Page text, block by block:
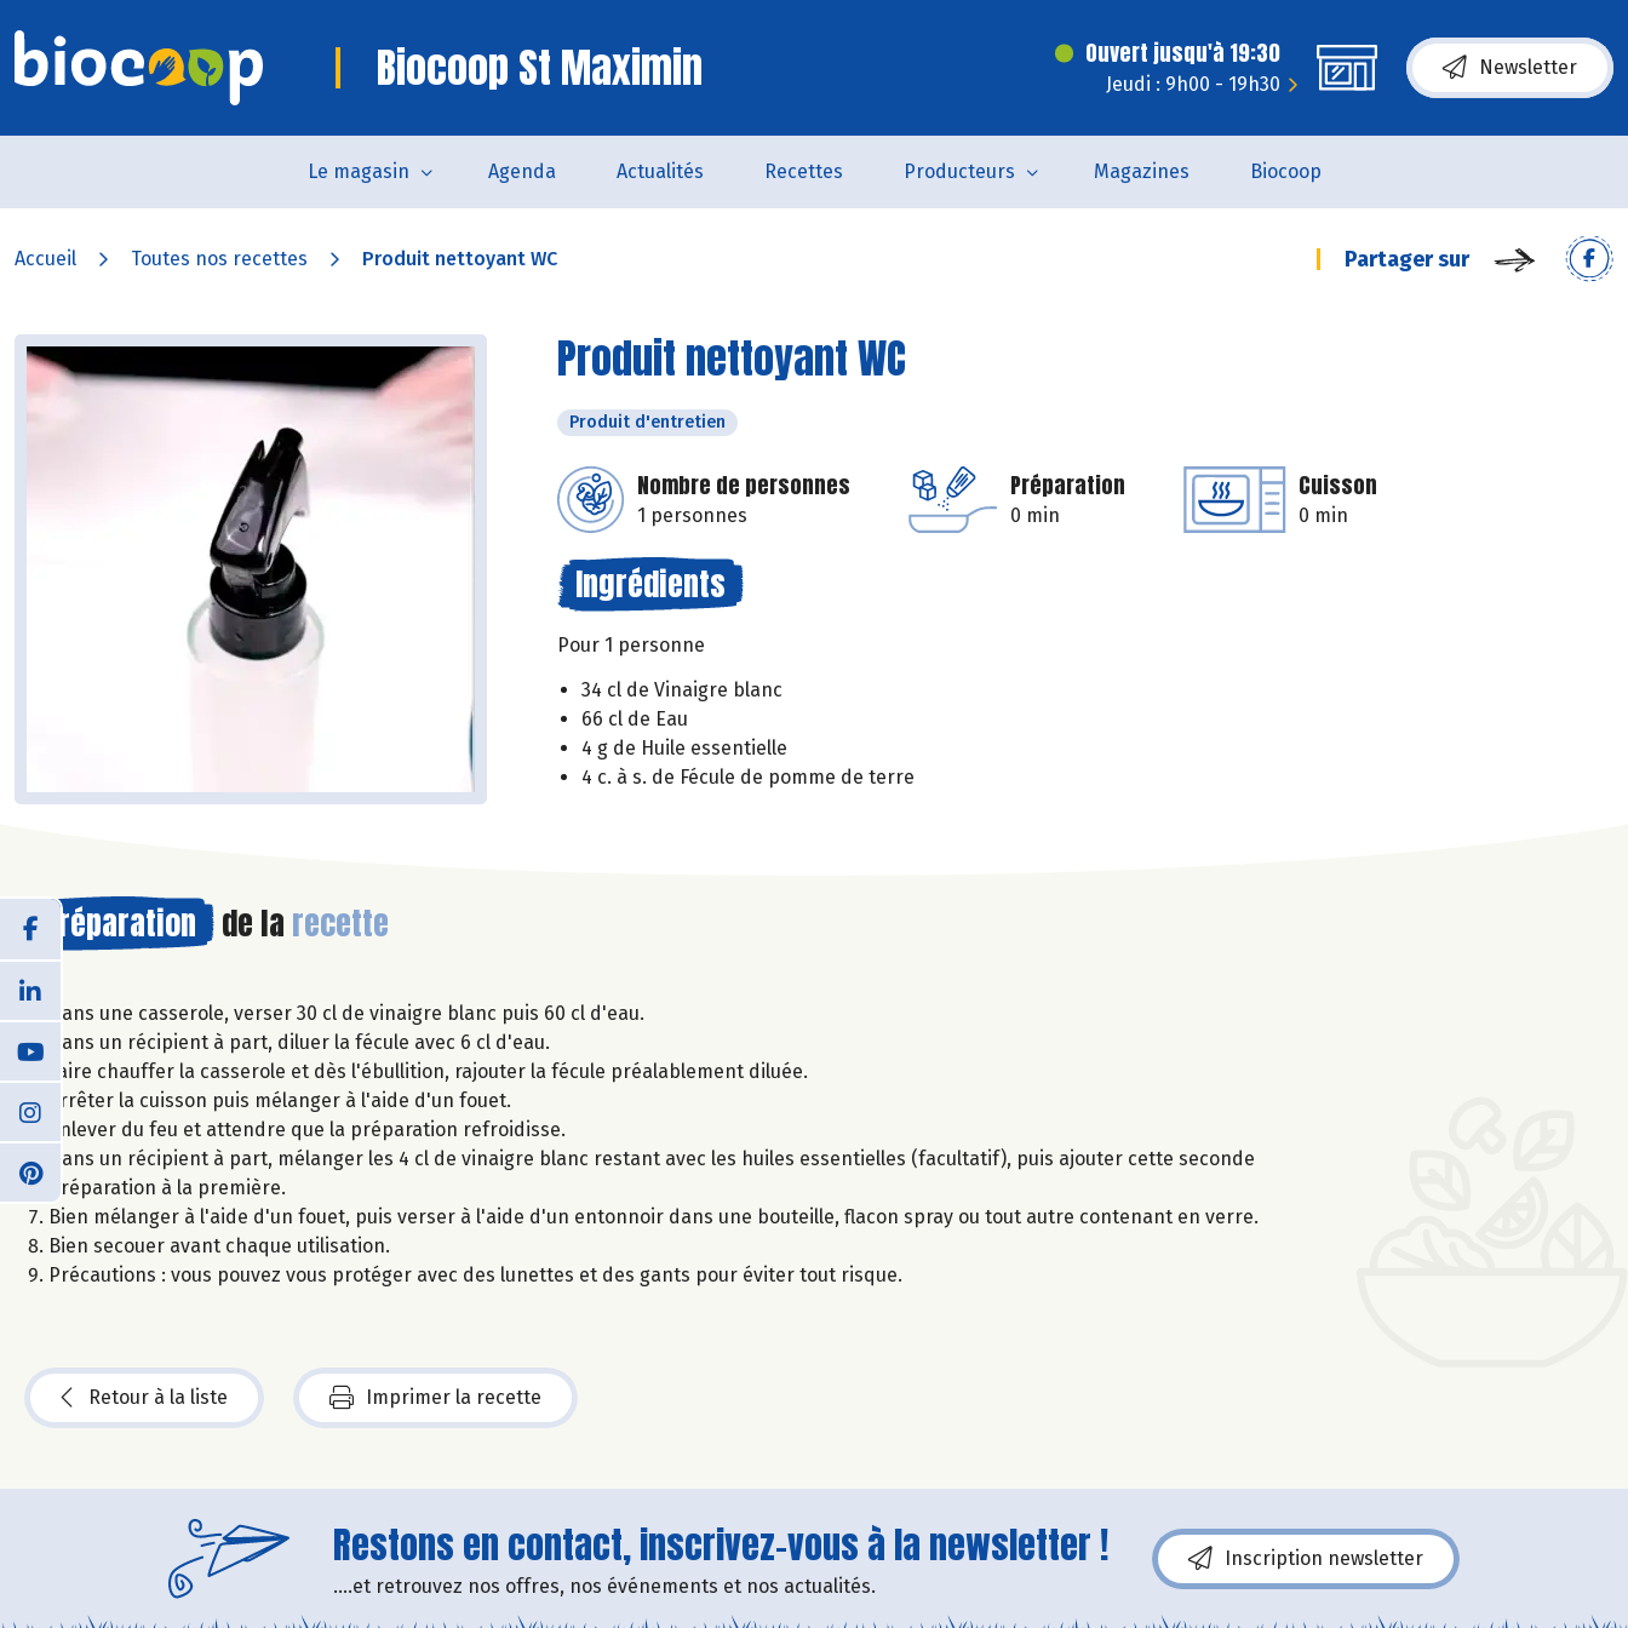
Biocoop St Maximin Ouvert jusqu'à 19:30
Jeudi : 9h00 - 19h30
Newsletter
Le magasin Agenda Actualités Recettes Producteurs Magazines Biocoop
Accueil Toutes nos recettes Produit nettoyant WC Partager sur
Produit nettoyant WC
Produit d'entretien
Nombre de personnes
1 personnes
Préparation
0 min
Cuisson
0 min
Ingrédients
Pour 1 personne
34 cl de Vinaigre blanc
66 cl de Eau
4 g de Huile essentielle
4 c. à s. de Fécule de pomme de terre
Préparation de la recette
Dans une casserole, verser 30 cl de vinaigre blanc puis 60 cl d'eau.
Dans un récipient à part, diluer la fécule avec 6 cl d'eau.
Faire chauffer la casserole et dès l'ébullition, rajouter la fécule préalablement diluée.
Arrêter la cuisson puis mélanger à l'aide d'un fouet.
Enlever du feu et attendre que la préparation refroidisse.
Dans un récipient à part, mélanger les 4 cl de vinaigre blanc restant avec les huiles essentielles (facultatif), puis ajouter cette seconde
préparation à la première.
Bien mélanger à l'aide d'un fouet, puis verser à l'aide d'un entonnoir dans une bouteille, flacon spray ou tout autre contenant en verre.
Bien secouer avant chaque utilisation.
Précautions : vous pouvez vous protéger avec des lunettes et des gants pour éviter tout risque.
Retour à la liste Imprimer la recette
Restons en contact, inscrivez-vous à la newsletter !
....et retrouvez nos offres, nos événements et nos actualités.
Inscription newsletter